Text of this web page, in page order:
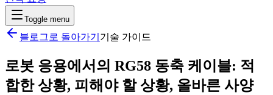
Toggle menu
블로그로 돌아가기 기술 가이드
로봇 응용에서의 RG58 동축 케이블: 적
합한 상황, 피해야 할 상황, 올바른 사양